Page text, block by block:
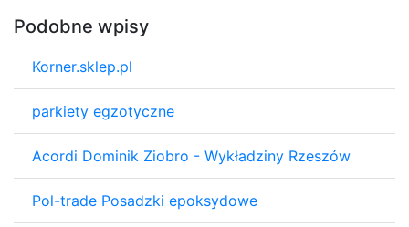
Podobne wpisy
Korner.sklep.pl
parkiety egzotyczne
Acordi Dominik Ziobro - Wykładziny Rzeszów
Pol-trade Posadzki epoksydowe